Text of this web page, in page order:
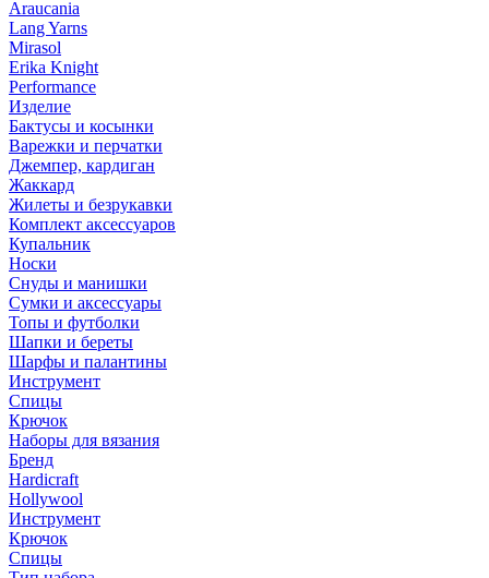
Araucania
Lang Yarns
Mirasol
Erika Knight
Performance
Изделие
Бактусы и косынки
Варежки и перчатки
Джемпер, кардиган
Жаккард
Жилеты и безрукавки
Комплект аксессуаров
Купальник
Носки
Снуды и манишки
Сумки и аксессуары
Топы и футболки
Шапки и береты
Шарфы и палантины
Инструмент
Спицы
Крючок
Наборы для вязания
Бренд
Hardicraft
Hollywool
Инструмент
Крючок
Спицы